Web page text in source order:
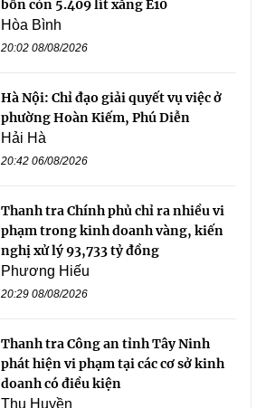
bồn còn 5.409 lít xăng E10
Hòa Bình
20:02 08/08/2026
Hà Nội: Chỉ đạo giải quyết vụ việc ở
phường Hoàn Kiếm, Phú Diễn
Hải Hà
20:42 06/08/2026
Thanh tra Chính phủ chỉ ra nhiều vi
phạm trong kinh doanh vàng, kiến
nghị xử lý 93,733 tỷ đồng
Phương Hiếu
20:29 08/08/2026
Thanh tra Công an tỉnh Tây Ninh
phát hiện vi phạm tại các cơ sở kinh
doanh có điều kiện
Thu Huyền